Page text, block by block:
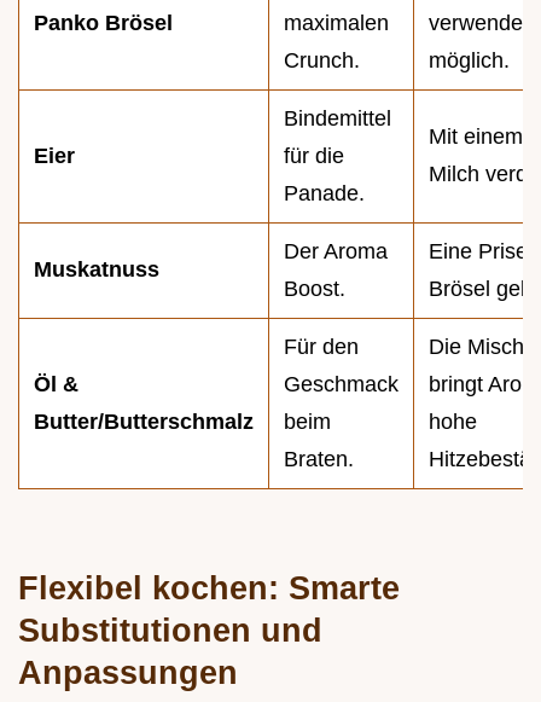
Panko Brösel
maximalen
Crunch.
möglich.
Eier
Bindemittel
für die
Panade.
Mit einem
Milch
Muskatnuss
Der Aroma
Boost.
Eine Prise
Brösel
Öl &
Butter/Butterschmalz
Für den
Geschmack
beim
Braten.
Die
bringt
hohe
Flexibel kochen: Smarte
Substitutionen und
Anpassungen